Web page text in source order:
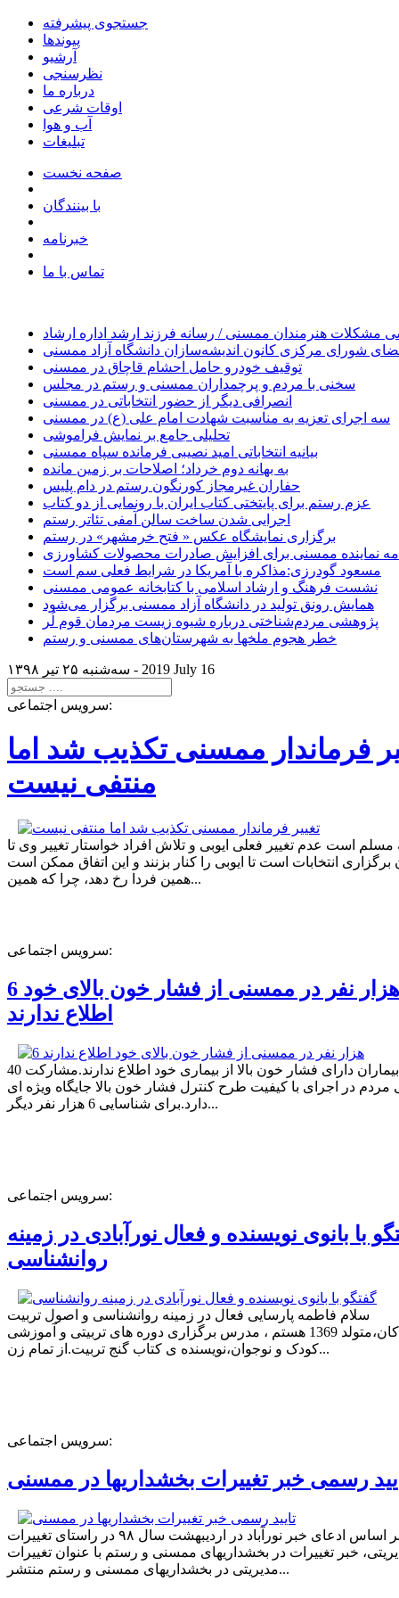
جستجوی پیشرفته
پیوندها
آرشیو
نظرسنجی
درباره ما
اوقات شرعی
آب و هوا
تبلیغات
صفحه نخست
با بینندگان
خبرنامه
تماس با ما
مشکلات هنرمندان ممسنی / رسانه فرزند ارشد اداره ارشاد
شورای مرکزی کانون اندیشه‌سازان دانشگاه آزاد ممسنی
توقیف خودرو حامل احشام قاچاق در ممسنی
سخنی با مردم و پرچمداران ممسنی و رستم در مجلس
انصرافی دیگر از حضور انتخاباتی در ممسنی
سه اجرای تعزیه به مناسبت شهادت امام علی (ع) در ممسنی
تحلیلی جامع بر نمایش فراموشی
بیانیه انتخاباتی امید نصیبی فرمانده سپاه ممسنی
به بهانه دوم خرداد؛ اصلاحات بر زمین مانده
حفاران غیرمجاز کورنگون رستم در دام پلیس
عزم رستم برای پایتختی کتاب ایران با رونمایی از دو کتاب
اجرایی شدن ساخت سالن آمفی تئاتر رستم
برگزاری نمایشگاه عکس « فتح خرمشهر» در رستم
نماینده ممسنی برای افزایش صادرات محصولات کشاورزی
مسعود گودرزی:مذاکره با آمریکا در شرایط فعلی سم است
نشست فرهنگ و ارشاد اسلامی با کتابخانه عمومی ممسنی
همایش رونق تولید در دانشگاه آزاد ممسنی برگزار می‌شود
پژوهشی مردم‌شناختی درباره شیوه زیست مردمان قوم لُر
خطر هجوم ملخها به شهرستان‌های ممسنی و رستم
سه‌شنبه ۲۵ تير ۱۳۹۸ - 2019 July 16
سرویس اجتماعی:
فرماندار ممسنی تکذیب شد اما
منتفی نیست
مسلم است عدم تغییر فعلی ایوبی و تلاش افراد خواستار تغییر وی تا
برگزاری انتخابات است تا ایوبی را کنار بزنند و این اتفاق ممکن است
همین فردا رخ دهد، چرا که همین...
سرویس اجتماعی:
6 هزار نفر در ممسنی از فشار خون بالای خود
اطلاع ندارند
40 درصد بیماران دارای فشار خون بالا از بیماری خود اطلاع ندارند.مشارکت
در اجرای با کیفیت طرح کنترل فشار خون بالا جایگاه ویژه ای
دارد.برای شناسایی 6 هزار نفر دیگر...
سرویس اجتماعی:
با بانوی نویسنده و فعال نورآبادی در زمینه
روانشناسی
سلام فاطمه پارسایی فعال در زمینه روانشناسی و اصول تربیت
کودکان،متولد 1369 هستم ، مدرس برگزاری دوره های تربیتی و آموزشی
کودک و نوجوان،نویسنده ی کتاب گنج تربیت.از تمام زن...
سرویس اجتماعی:
رسمی خبر تغییرات بخشداریها در ممسنی
بر اساس ادعای خبر نورآباد در اردیبهشت سال ۹۸ در راستای تغییرات
خبر تغییرات در بخشداریهای ممسنی و رستم با عنوان تغییرات
مدیریتی در بخشداریهای ممسنی و رستم منتشر...